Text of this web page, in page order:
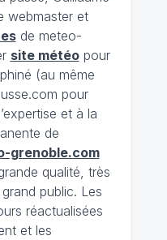
webmaster et
de meteo-
site météopour
(au même
pour
et à la
de
grenoble.com
qualité, très
public. Les
réactualisées
et les